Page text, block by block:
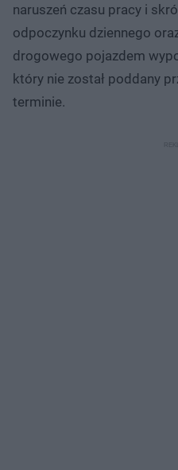
naruszeń czasu pracy i
odpoczynku dziennego
drogowego pojazdem
który nie został poddany
terminie.